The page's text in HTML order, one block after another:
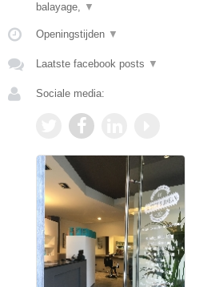
balayage, ▼
Openingstijden ▼
Laatste facebook posts ▼
Sociale media: